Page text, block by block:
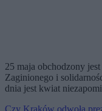
25 maja obchodzony
Zaginionego i
dnia jest kwiat